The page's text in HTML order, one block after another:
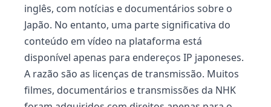
inglês, com notícias e documentários sobre o
Japão. No entanto, uma parte significativa do
conteúdo em vídeo na plataforma está
disponível apenas para endereços IP japoneses.
A razão são as licenças de transmissão. Muitos
filmes, documentários e transmissões da NHK